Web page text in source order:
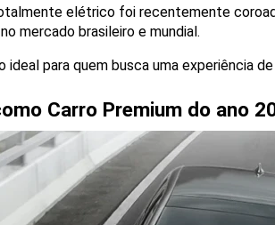
elétrico foi recentemente
mercado brasileiro e mundial.
para quem busca uma experiência
Carro Premium do ano